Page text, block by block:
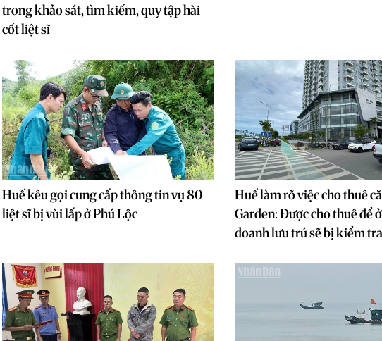
trong khảo sát, tìm kiếm, quy tập hài
cốt liệt sĩ
Huế kêu gọi cung cấp thông tin vụ 80
liệt sĩ bị vùi lấp ở Phú Lộc
Huế làm rõ việc cho thuê
Garden: Được cho thuê để
doanh lưu trú sẽ bị kiểm tra